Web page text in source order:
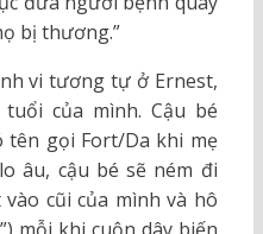
bị thương.”
vi tương tự ở Ernest,
của mình. Cậu bé
tên gọi Fort/Da khi mẹ
âu, cậu bé sẽ ném đi
cũi của mình và hô